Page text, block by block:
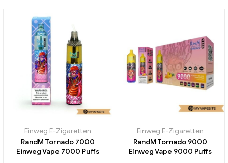
Einweg E-Zigaretten
RandM Tornado 7000
Einweg Vape 7000 Puffs
Einweg E-Zigaretten
RandM Tornado 9000
Einweg Vape 9000 Puffs